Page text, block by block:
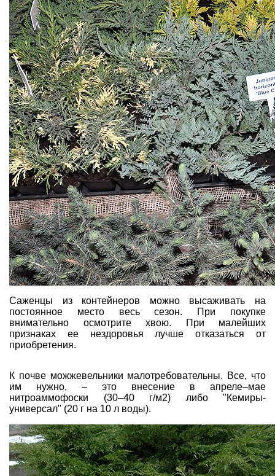
Саженцы из контейнеров можно высаживать на
постоянное место весь сезон. При покупке
внимательно осмотрите хвою. При малейших
признаках ее нездоровья лучше отказаться от
приобретения.
К почве можжевельники малотребовательны. Все, что
им нужно, – это внесение в апреле–мае
нитроаммофоски (30–40 г/м2) либо "Кемиры-
универсал" (20 г на 10 л воды).